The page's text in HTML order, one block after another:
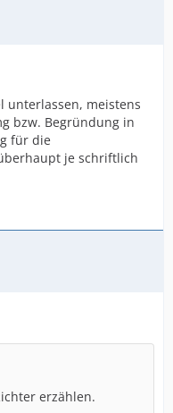
unterlassen, meistens
bzw. Begründung in
für die
je schriftlich
erzählen.